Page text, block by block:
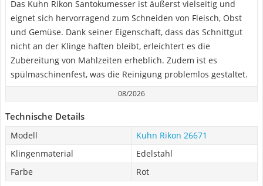
Das Kuhn Rikon Santokumesser ist äußerst vielseitig und
eignet sich hervorragend zum Schneiden von Fleisch, Obst
und Gemüse. Dank seiner Eigenschaft, dass das Schnittgut
nicht an der Klinge haften bleibt, erleichtert es die
Zubereitung von Mahlzeiten erheblich. Zudem ist es
spülmaschinenfest, was die Reinigung problemlos gestaltet.
08/2026
Technische Details
Modell
Kuhn Rikon 26671
Klingenmaterial
Edelstahl
Farbe
Rot